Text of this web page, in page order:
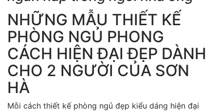
NHỮNG MẪU THIẾT KẾ
PHÒNG NGỦ PHONG
CÁCH HIỆN ĐẠI ĐẸP DÀNH
CHO 2 NGƯỜI CỦA SƠN
HÀ
Mỗi cách thiết kế phòng ngủ đẹp kiểu dáng hiện đại